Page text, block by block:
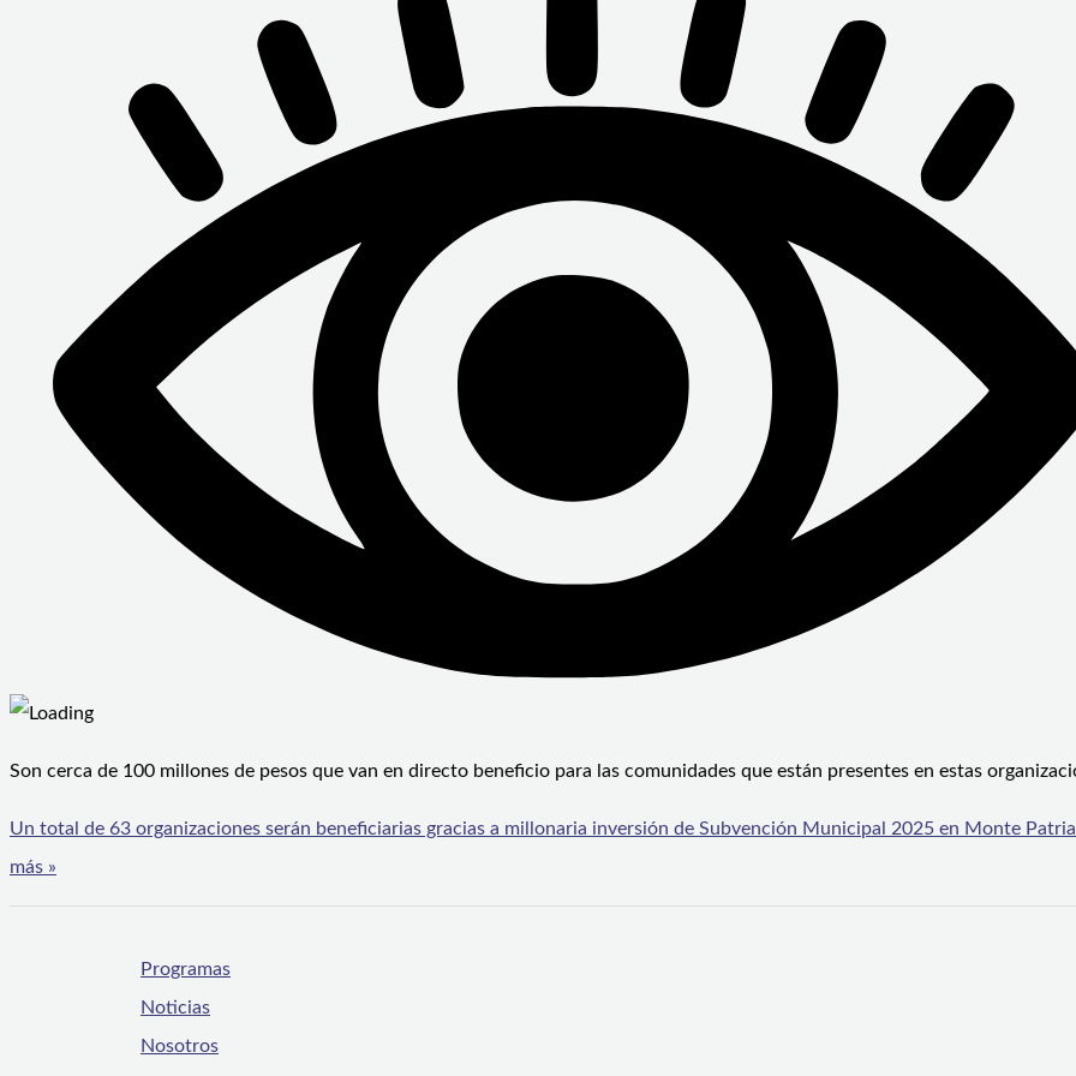
Son cerca de 100 millones de pesos que van en directo beneficio para las comunidades que están presentes en estas
Un total de 63 organizaciones serán beneficiarias gracias a millonaria inversión de Subvención Municipal 2025 en Monte Patria
más »
Programas
Noticias
Nosotros